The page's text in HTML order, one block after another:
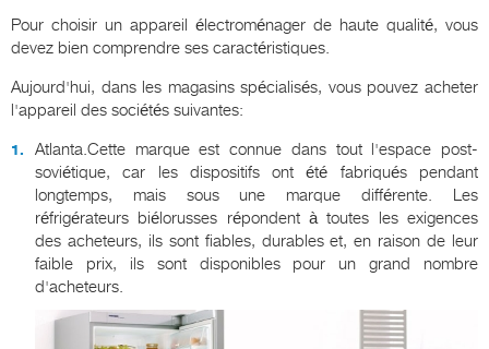
Pour choisir un appareil électroménager de haute qualité, vous
devez bien comprendre ses caractéristiques.
Aujourd'hui, dans les magasins spécialisés, vous pouvez acheter
l'appareil des sociétés suivantes:
Atlanta.Cette marque est connue dans tout l'espace post-
soviétique, car les dispositifs ont été fabriqués pendant
longtemps, mais sous une marque différente. Les
réfrigérateurs biélorusses répondent à toutes les exigences
des acheteurs, ils sont fiables, durables et, en raison de leur
faible prix, ils sont disponibles pour un grand nombre
d'acheteurs.